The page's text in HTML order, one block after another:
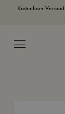
Kostenloser